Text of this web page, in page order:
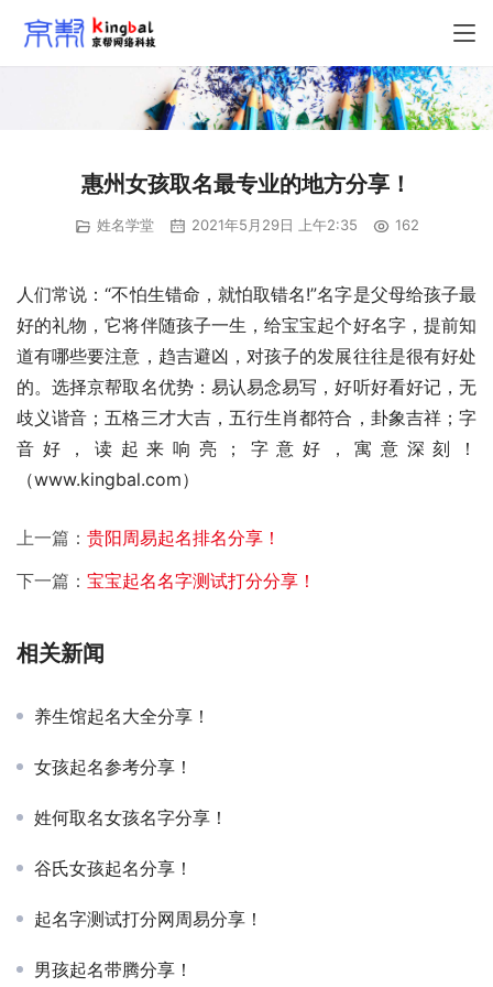
惠州女孩取名最专业的地方分享！
姓名学堂 2021年5月29日 上午2:35 162
人们常说：“不怕生错命，就怕取错名!”名字是父母给孩子最
好的礼物，它将伴随孩子一生，给宝宝起个好名字，提前知
道有哪些要注意，趋吉避凶，对孩子的发展往往是很有好处
的。选择京帮取名优势：易认易念易写，好听好看好记，无
歧义谐音；五格三才大吉，五行生肖都符合，卦象吉祥；字
音好，读起来响亮；字意好，寓意深刻！
（www.kingbal.com）
上一篇： 贵阳周易起名排名分享！
下一篇： 宝宝起名名字测试打分分享！
相关新闻
养生馆起名大全分享！
女孩起名参考分享！
姓何取名女孩名字分享！
谷氏女孩起名分享！
起名字测试打分网周易分享！
男孩起名带腾分享！